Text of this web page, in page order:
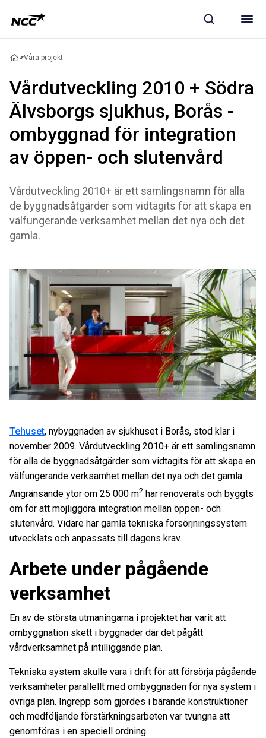
Våra projekt
Vårdutveckling 2010 + Södra
Älvsborgs sjukhus, Borås -
ombyggnad för integration
av öppen- och slutenvård
Vårdutveckling 2010+ är ett samlingsnamn för alla
de byggnadsåtgärder som vidtagits för att skapa en
välfungerande verksamhet mellan det nya och det
gamla.
Tehuset, nybyggnaden av sjukhuset i Borås, stod klar i
november 2009. Vårdutveckling 2010+ är ett samlingsnamn
för alla de byggnadsåtgärder som vidtagits för att skapa en
välfungerande verksamhet mellan det nya och det gamla.
Angränsande ytor om 25 000 m2 har renoverats och byggts
om för att möjliggöra integration mellan öppen- och
slutenvård. Vidare har gamla tekniska försörjningssystem
utvecklats och anpassats till dagens krav.
Arbete under pågående
verksamhet
En av de största utmaningarna i projektet har varit att
ombyggnation skett i byggnader där det pågått
vårdverksamhet på intilliggande plan.
Tekniska system skulle vara i drift för att försörja pågående
verksamheter parallellt med ombyggnaden för nya system i
övriga plan. Ingrepp som gjordes i bärande konstruktioner
och medföljande förstärkningsarbeten var tvungna att
genomföras i en speciell ordning.